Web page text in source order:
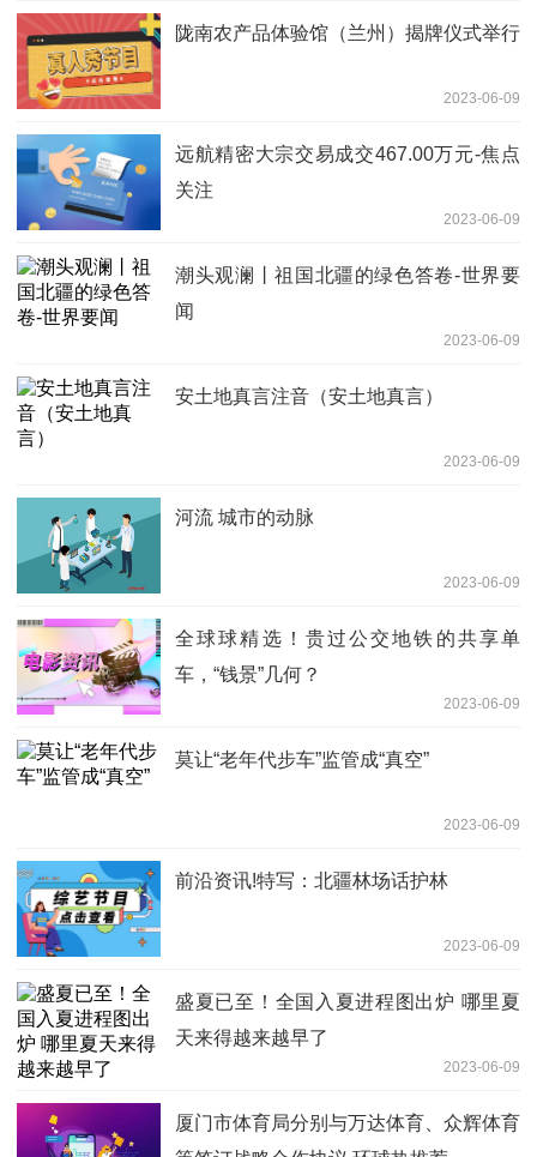
陇南农产品体验馆（兰州）揭牌仪式举行
2023-06-09
远航精密大宗交易成交467.00万元-焦点
关注
2023-06-09
潮头观澜丨祖国北疆的绿色答卷-世界要
闻
2023-06-09
安土地真言注音（安土地真言）
2023-06-09
河流 城市的动脉
2023-06-09
全球球精选！贵过公交地铁的共享单
车，“钱景”几何？
2023-06-09
莫让“老年代步车”监管成“真空”
2023-06-09
前沿资讯!特写：北疆林场话护林
2023-06-09
盛夏已至！全国入夏进程图出炉 哪里夏
天来得越来越早了
2023-06-09
厦门市体育局分别与万达体育、众辉体育